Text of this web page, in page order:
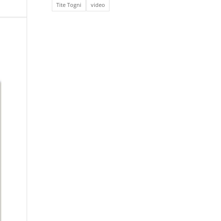
Tite Togni video